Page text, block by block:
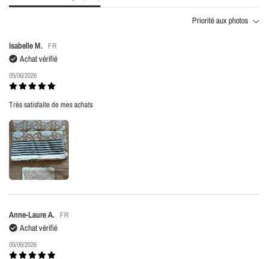
Priorité aux photos
Isabelle M. FR
Achat vérifié
05/06/2026
Très satisfaite de mes achats
Anne-Laure A. FR
Achat vérifié
05/06/2026